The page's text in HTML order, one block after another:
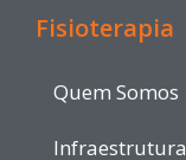
Fisioterapia
Quem Somos
Infraestrutura